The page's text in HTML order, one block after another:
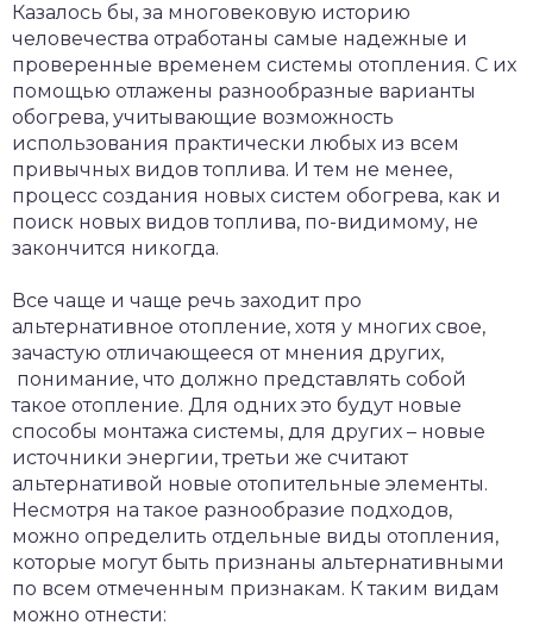
Казалось бы, за многовековую историю
человечества отработаны самые надежные и
проверенные временем системы отопления. С их
помощью отлажены разнообразные варианты
обогрева, учитывающие возможность
использования практически любых из всем
привычных видов топлива. И тем не менее,
процесс создания новых систем обогрева, как и
поиск новых видов топлива, по-видимому, не
закончится никогда.
Все чаще и чаще речь заходит про
альтернативное отопление, хотя у многих свое,
зачастую отличающееся от мнения других,
понимание, что должно представлять собой
такое отопление. Для одних это будут новые
способы монтажа системы, для других – новые
источники энергии, третьи же считают
альтернативой новые отопительные элементы.
Несмотря на такое разнообразие подходов,
можно определить отдельные виды отопления,
которые могут быть признаны альтернативными
по всем отмеченным признакам. К таким видам
можно отнести: